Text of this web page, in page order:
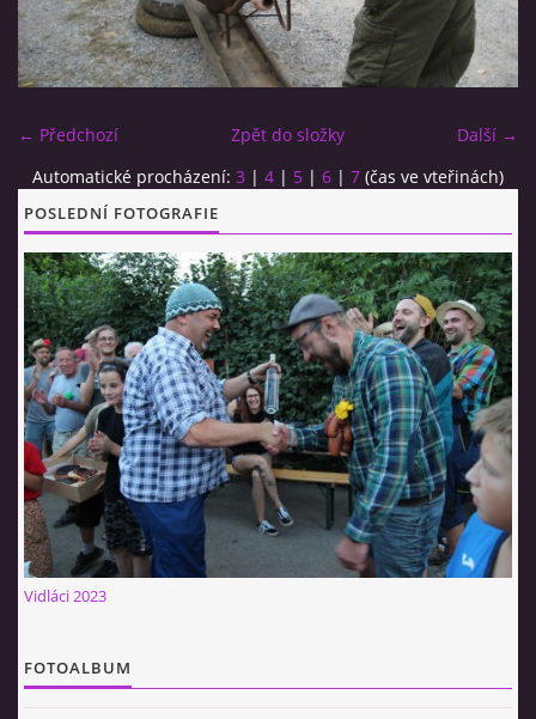
VIDLÁCKÝ VÍCEBOJ 2020 - VIDEO
CO SI U NÁS DÁTE?
FOTOALBUM
CESTA KOLEM SVĚTA 2014 - VIDEO
VIDLÁCKÝ VÍCEBOJ 2023
CENÍK
← Předchozí Další →
Zpět do složky
Automatické procházení: 3 | 4 | 5 | 6 | 7 (čas ve vteřinách)
POSLEDNÍ FOTOGRAFIE
Vidláci 2023
FOTOALBUM